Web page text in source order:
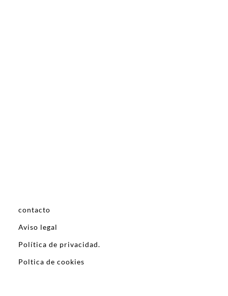
contacto
Aviso legal
Política de privacidad.
Poltica de cookies